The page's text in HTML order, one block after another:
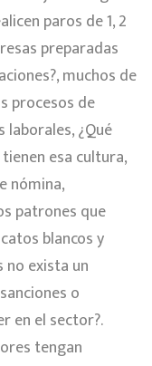
paros de 1, 2
preparadas
muchos de
procesos de
¿Qué
esa cultura,
nómina,
patrones que
blancos y
exista un
o
en el sector?.
tengan